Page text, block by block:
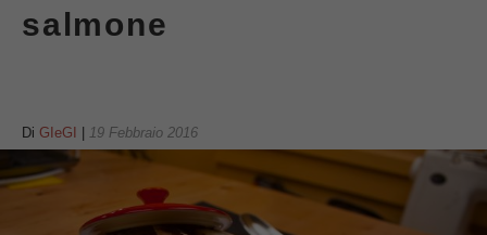
salmone
Di GIeGI 19 Febbraio 2016